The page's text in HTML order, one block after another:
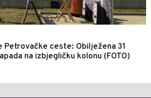
Petrovačke ceste: Obilježena 31
na izbjegličku kolonu (FOTO)